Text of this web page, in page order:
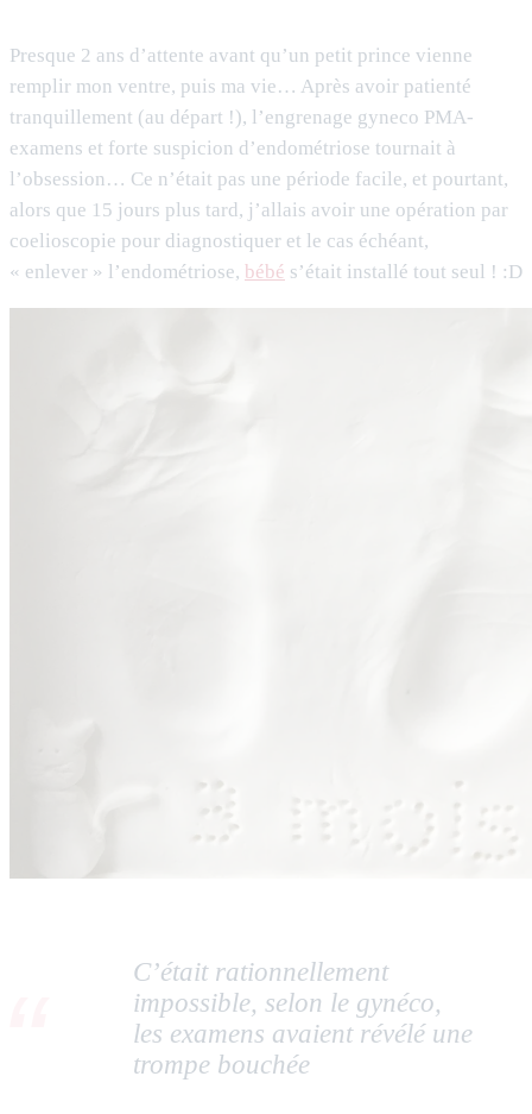
Presque 2 ans d’attente avant qu’un petit prince vienne
remplir mon ventre, puis ma vie… Après avoir patienté
tranquillement (au départ !), l’engrenage gyneco PMA-
examens et forte suspicion d’endométriose tournait à
l’obsession… Ce n’était pas une période facile, et pourtant,
alors que 15 jours plus tard, j’allais avoir une opération par
coelioscopie pour diagnostiquer et le cas échéant,
« enlever » l’endométriose, bébé s’était installé tout seul ! :D
C’était rationnellement
impossible, selon le gynéco,
les examens avaient révélé une
trompe bouchée